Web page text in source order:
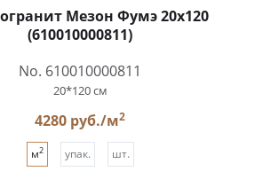
Мезон Фумэ 20x120
(610010000811)
No. 610010000811
20*120 см
4280 руб./м2
м2 упак. шт.